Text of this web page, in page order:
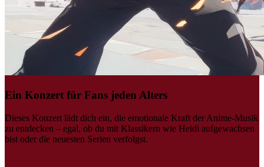
Ein Konzert für Fans jeden Alters
Dieses Konzert lädt dich ein, die emotionale Kraft der Anime-Musik
zu entdecken – egal, ob du mit Klassikern wie Heidi aufgewachsen
bist oder die neuesten Serien verfolgst.